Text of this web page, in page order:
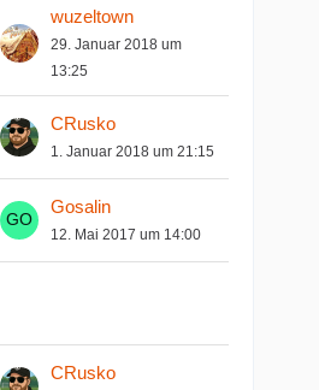
wuzeltown
29. Januar 2018 um
13:25
CRusko
1. Januar 2018 um 21:15
Gosalin
12. Mai 2017 um 14:00
CRusko